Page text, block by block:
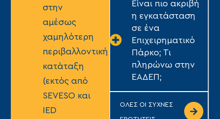
στην
αμέσως
χαμηλότερη
περιβαλλοντική
κατάταξη
(εκτός από
SEVESO και
IED
Είναι πιο ακριβή
η εγκατάσταση
σε ένα
Επιχειρηματικό
Πάρκο; Τι
πληρώνω στην
ΕΑΔΕΠ;
ΟΛΕΣ ΟΙ ΣΥΧΝΕΣ